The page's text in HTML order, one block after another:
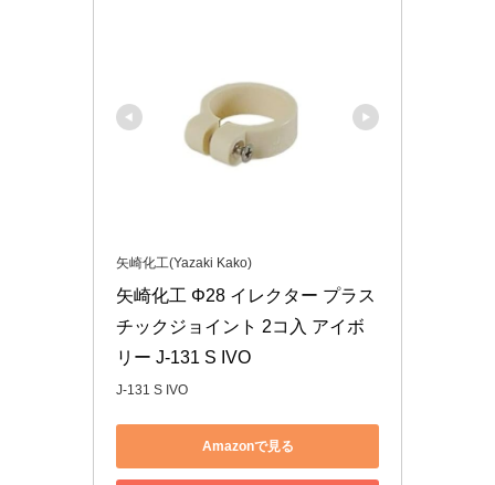
矢崎化工(Yazaki Kako)
矢崎化工 Φ28 イレクター プラス
チックジョイント 2コ入 アイボ
リー J-131 S IVO
J-131 S IVO
Amazonで見る